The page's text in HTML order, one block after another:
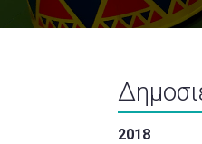
2018